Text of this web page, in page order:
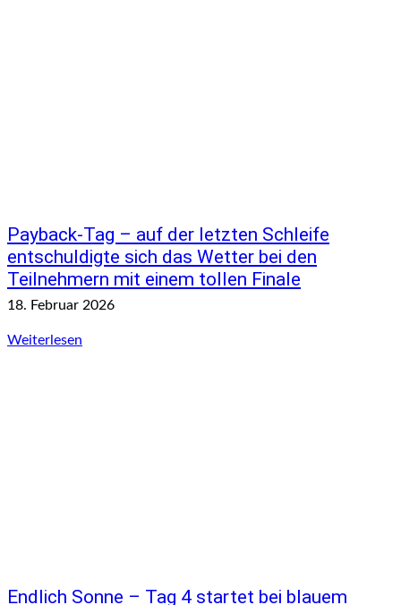
Payback-Tag – auf der letzten Schleife
entschuldigte sich das Wetter bei den
Teilnehmern mit einem tollen Finale
18. Februar 2026
Weiterlesen
Endlich Sonne – Tag 4 startet bei blauem